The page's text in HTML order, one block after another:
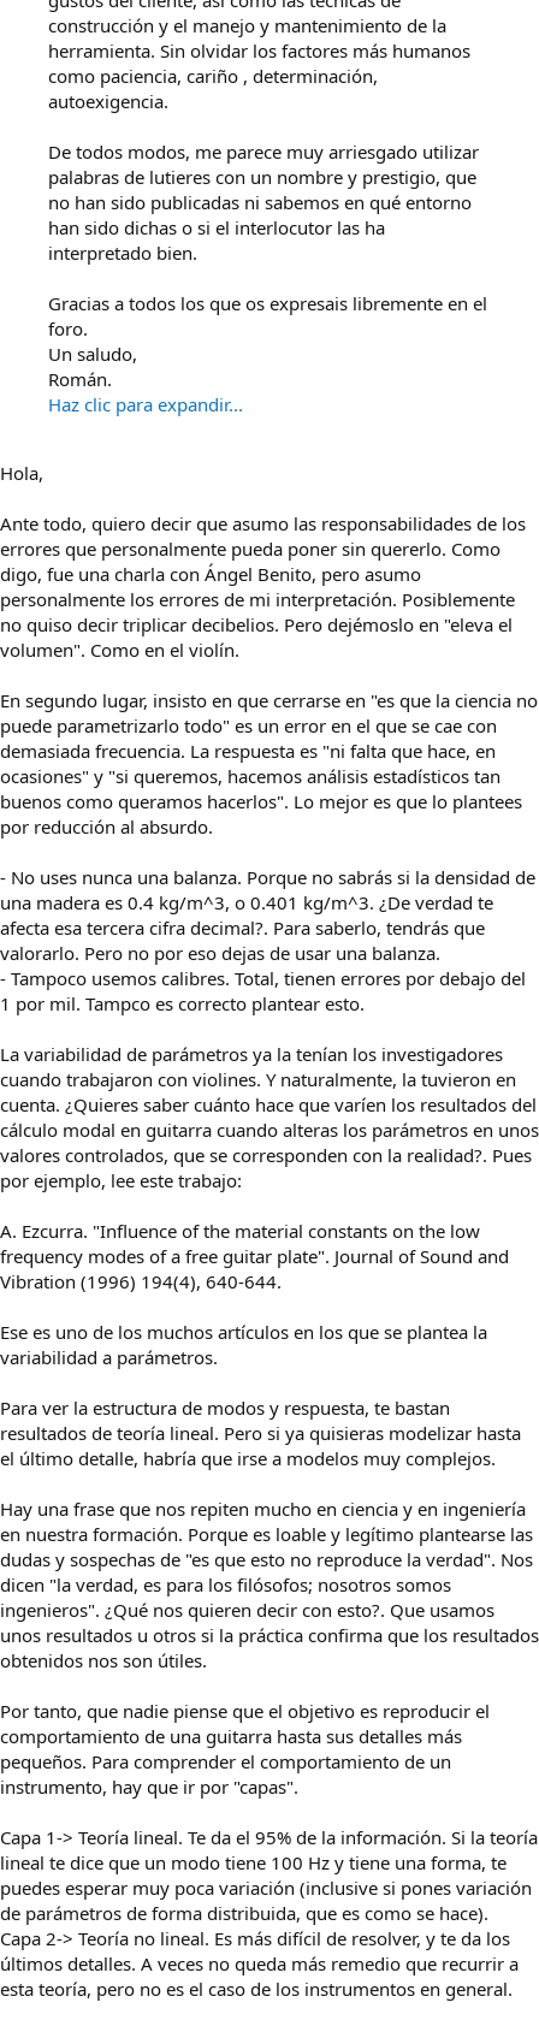
construcción y el manejo y mantenimiento de la
herramienta. Sin olvidar los factores más humanos
como paciencia, cariño , determinación,
autoexigencia.
De todos modos, me parece muy arriesgado utilizar
palabras de lutieres con un nombre y prestigio, que
no han sido publicadas ni sabemos en qué entorno
han sido dichas o si el interlocutor las ha
interpretado bien.
Gracias a todos los que os expresais libremente en el
foro.
Un saludo,
Román.
Haz clic para expandir...
Hola,
Ante todo, quiero decir que asumo las responsabilidades de los
errores que personalmente pueda poner sin quererlo. Como
digo, fue una charla con Ángel Benito, pero asumo
personalmente los errores de mi interpretación. Posiblemente
no quiso decir triplicar decibelios. Pero dejémoslo en "eleva el
volumen". Como en el violín.
En segundo lugar, insisto en que cerrarse en "es que la ciencia no
puede parametrizarlo todo" es un error en el que se cae con
demasiada frecuencia. La respuesta es "ni falta que hace, en
ocasiones" y "si queremos, hacemos análisis estadísticos tan
buenos como queramos hacerlos". Lo mejor es que lo plantees
por reducción al absurdo.
- No uses nunca una balanza. Porque no sabrás si la densidad de
una madera es 0.4 kg/m^3, o 0.401 kg/m^3. ¿De verdad te
afecta esa tercera cifra decimal?. Para saberlo, tendrás que
valorarlo. Pero no por eso dejas de usar una balanza.
- Tampoco usemos calibres. Total, tienen errores por debajo del
1 por mil. Tampco es correcto plantear esto.
La variabilidad de parámetros ya la tenían los investigadores
cuando trabajaron con violines. Y naturalmente, la tuvieron en
cuenta. ¿Quieres saber cuánto hace que varíen los resultados del
cálculo modal en guitarra cuando alteras los parámetros en unos
valores controlados, que se corresponden con la realidad?. Pues
por ejemplo, lee este trabajo:
A. Ezcurra. "Influence of the material constants on the low
frequency modes of a free guitar plate". Journal of Sound and
Vibration (1996) 194(4), 640-644.
Ese es uno de los muchos artículos en los que se plantea la
variabilidad a parámetros.
Para ver la estructura de modos y respuesta, te bastan
resultados de teoría lineal. Pero si ya quisieras modelizar hasta
el último detalle, habría que irse a modelos muy complejos.
Hay una frase que nos repiten mucho en ciencia y en ingeniería
en nuestra formación. Porque es loable y legítimo plantearse las
dudas y sospechas de "es que esto no reproduce la verdad". Nos
dicen "la verdad, es para los filósofos; nosotros somos
ingenieros". ¿Qué nos quieren decir con esto?. Que usamos
unos resultados u otros si la práctica confirma que los resultados
obtenidos nos son útiles.
Por tanto, que nadie piense que el objetivo es reproducir el
comportamiento de una guitarra hasta sus detalles más
pequeños. Para comprender el comportamiento de un
instrumento, hay que ir por "capas".
Capa 1-> Teoría lineal. Te da el 95% de la información. Si la teoría
lineal te dice que un modo tiene 100 Hz y tiene una forma, te
puedes esperar muy poca variación (inclusive si pones variación
de parámetros de forma distribuida, que es como se hace).
Capa 2-> Teoría no lineal. Es más difícil de resolver, y te da los
últimos detalles. A veces no queda más remedio que recurrir a
esta teoría, pero no es el caso de los instrumentos en general.